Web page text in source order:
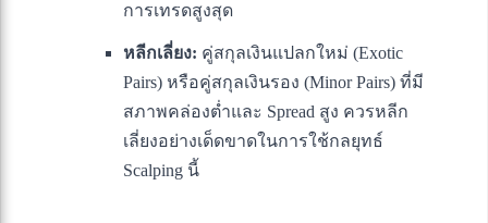
การเทรดสูงสุด
หลีกเลี่ยง: คู่สกุลเงินแปลกใหม่ (Exotic
Pairs) หรือคู่สกุลเงินรอง (Minor Pairs) ที่มี
สภาพคล่องต่ำและ Spread สูง ควรหลีก
เลี่ยงอย่างเด็ดขาดในการใช้กลยุทธ์
Scalping นี้